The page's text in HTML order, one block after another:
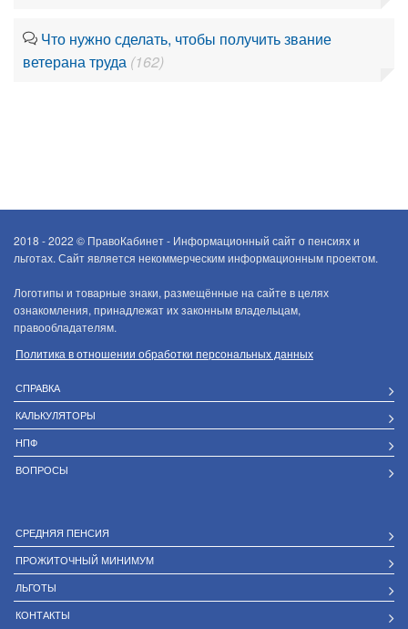
Что нужно сделать, чтобы получить звание
ветерана труда (162)
2018 - 2022 © ПравоКабинет - Информационный сайт о пенсиях и
льготах. Сайт является некоммерческим информационным проектом.
Логотипы и товарные знаки, размещённые на сайте в целях
ознакомления, принадлежат их законным владельцам,
правообладателям.
Политика в отношении обработки персональных данных
СПРАВКА
КАЛЬКУЛЯТОРЫ
НПФ
ВОПРОСЫ
СРЕДНЯЯ ПЕНСИЯ
ПРОЖИТОЧНЫЙ МИНИМУМ
ЛЬГОТЫ
КОНТАКТЫ